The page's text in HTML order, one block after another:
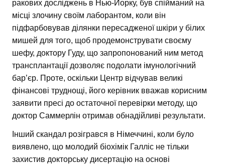
ракових досліджень в Нью-Йорку, був спійманий на
місці злочину своїм лаборантом, коли він
підфарбовував ділянки пересадженої шкіри у білих
мишей для того, щоб продемонструвати своєму
шефу, доктору Гуду, що запропонований ним метод
трансплантації дозволяє подолати імунологічний
бар’єр. Проте, оскільки Центр відчував великі
фінансові труднощі, його керівник вважав корисним
заявити пресі до остаточної перевірки методу, що
доктор Саммерлін отримав обнадійливі результати.
Інший скандал розігрався в Німеччині, коли було
виявлено, що молодий біохімік Галліс не тільки
захистив докторську дисертацію на основі